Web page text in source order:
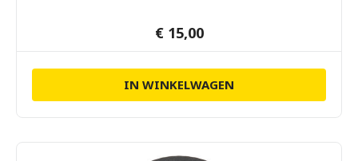
€ 15,00
IN WINKELWAGEN